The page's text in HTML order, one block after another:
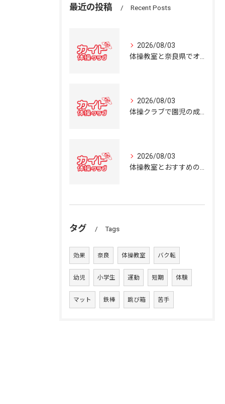
最近の投稿 Recent Posts
2026/08/03
2026/08/03
2026/08/03
タグ Tags
効果 奈良 体操教室 バク転
幼児 小学生 運動 短期 体験
マット 鉄棒 跳び箱 苦手